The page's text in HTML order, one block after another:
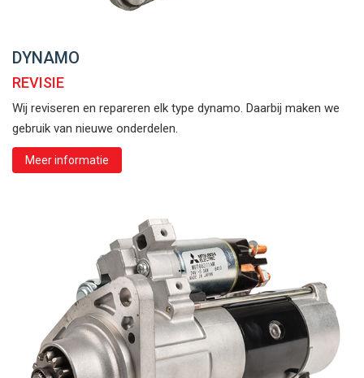
DYNAMO
REVISIE
Wij reviseren en repareren elk type dynamo. Daarbij maken we
gebruik van nieuwe onderdelen.
Meer informatie